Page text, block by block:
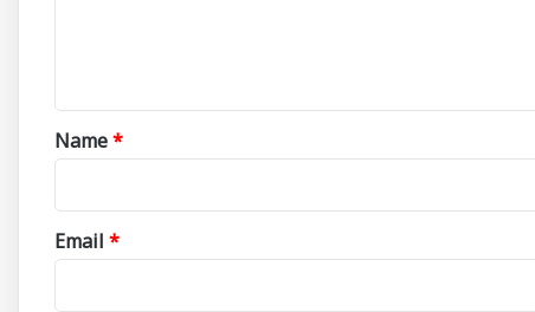
*
Name*
Email *